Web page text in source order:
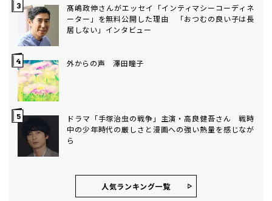
髙嶋政伸さんがエッセイ「インティマシーコーディネ
ーター」を無料公開した理由 「おつむの良い子は長
居しない」インタビュー
外からの声 澤田瞳子
ドラマ「手塚治虫の戦争」主演・高良健吾さん 戦時
中の少年時代の厳しさと漫画への強い熱量を感じなが
ら
人気ランキング⼀覧